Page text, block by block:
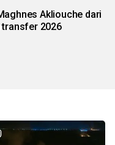
Akliouche dari
2026